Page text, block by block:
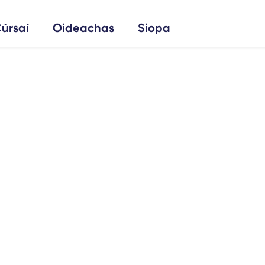
Oideachas Siopa